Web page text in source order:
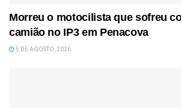
Morreu o motocilista que sofreu
camião no IP3 em Penacova
5 DE AGOSTO, 2026